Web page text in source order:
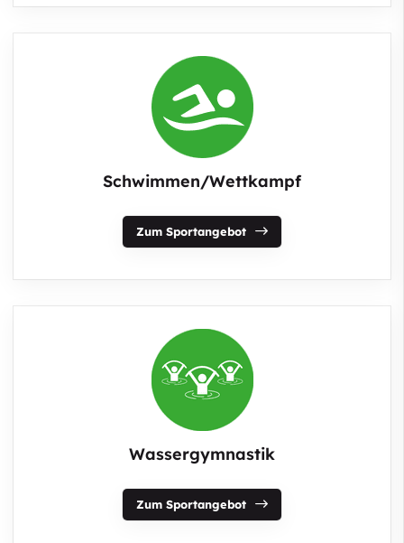
Schwimmen/Wettkampf
Zum Sportangebot
Wassergymnastik
Zum Sportangebot